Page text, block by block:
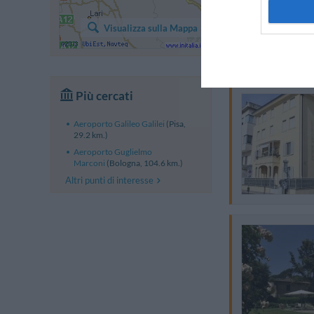
Visualizza sulla Mappa
Più cercati
Aeroporto Galileo Galilei (Pisa,
29.2 km.)
Aeroporto Guglielmo
Marconi (Bologna, 104.6 km.)
Altri punti di interesse